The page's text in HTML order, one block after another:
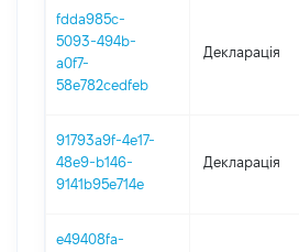
fdda985c-
5093-494b-
a0f7-
58e782cedfeb
Декларація
91793a9f-4e17-
48e9-b146-
9141b95e714e
Декларація
e49408fa-